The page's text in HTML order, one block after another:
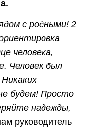
с родными! 2
человека,
Человек был
будем! Просто
надежды,
руководитель